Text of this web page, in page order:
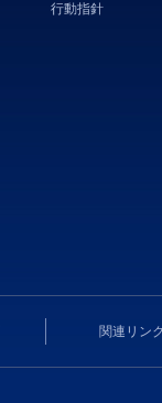
行動指針
関連リンク